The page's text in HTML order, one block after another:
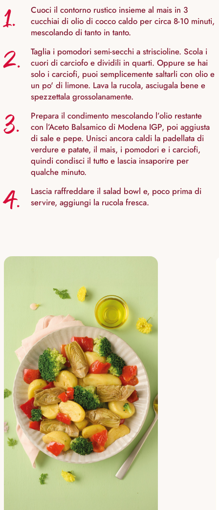
1.
Cuoci il contorno rustico insieme al mais in 3
cucchiai di olio di cocco caldo per circa 8-10 minuti,
mescolando di tanto in tanto.
2.
Taglia i pomodori semi-secchi a striscioline. Scola i
cuori di carciofo e dividili in quarti. Oppure se hai
solo i carciofi, puoi semplicemente saltarli con olio e
un po' di limone. Lava la rucola, asciugala bene e
spezzettala grossolanamente.
3.
Prepara il condimento mescolando l’olio restante
con l’Aceto Balsamico di Modena IGP, poi aggiusta
di sale e pepe. Unisci ancora caldi la padellata di
verdure e patate, il mais, i pomodori e i carciofi,
quindi condisci il tutto e lascia insaporire per
qualche minuto.
4.
Lascia raffreddare il salad bowl e, poco prima di
servire, aggiungi la rucola fresca.